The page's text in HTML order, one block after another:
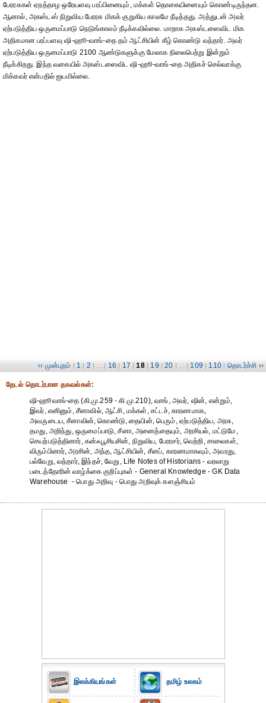
பேரரசுகள் ஏறத்தாழ ஒரேயளவு பரப்பினையும், மக்கள் தொகையினையும் கொண்டிருந்தன.
ஆனால், அகஸ்டஸ் நிறுவிய பேரரசு மிகக் குறுகிய காலமே நீடித்தது. அத்துடன் அவர்
ஏற்படுத்திய ஒருமைப்பாடு நெடுங்காலம் நீடிக்கவில்லை. மாறாக அகஸ்டஸைவிட மிக
அதிகமான பரப்பளவு ஷி-ஹூ-வாங்-தை தம் ஆட்சியின் கீழ் கொண்டு வந்தார். அவர்
ஏற்படுத்திய ஒருமைப்பாடு 2100 ஆண்டுகளுக்கு மேலாக நிலைபெற்று இன்றும்
நீடிக்கிறது. இந்த வகையில் அகஸ்டஸைவிட ஷி-ஹூ-வாங்-தை அதிகச் செல்வாக்கு
மிக்கவர் என்பதில் ஐயமில்லை.
‹‹ முன்புறம் | 1 | 2 | ... | 16 | 17 | 18 | 19 | 20 | ... | 109 | 110 | தொடர்ச்சி ››
தேட‌ல் தொட‌ர்பான தகவ‌ல்க‌ள்:
ஷி-ஹூவாங்-தை (கி.மு.259 - கி.மு.210), வாங், அவர், ஷின், என்றும்,
இவர், எனினும், சீனாவில், ஆட்சி, மக்கள், சட்டச், காரணமாக,
அவருடைய, சீனாவின், கொண்டு, தையின், பெரும், ஏற்படுத்திய, அரசு,
தமது, அறிந்து, ஒருமைப்பாடு, சீனா, அனைத்தையும், அரசியல், மட்டுமே,
செயற்படுத்தினார், கன்ஃபூசியசின், நிறுவிய, பேரரசர், வெற்றி, சாலைகள்,
விரும்பினார், அரசின், அந்த, ஆட்சியின், சீனப், காரணமாகவும், அவரது,
பல்வேறு, வந்தார், இந்தச், வேறு, Life Notes of Historians - வரலாறு
படைத்தோரின் வாழ்க்கை குறிப்புகள் - General Knowledge - GK Data
Warehouse - பொது அறிவு - பொது அறிவுக் களஞ்சியம்
இலக்கியங்கள் தமிழ் உலகம்